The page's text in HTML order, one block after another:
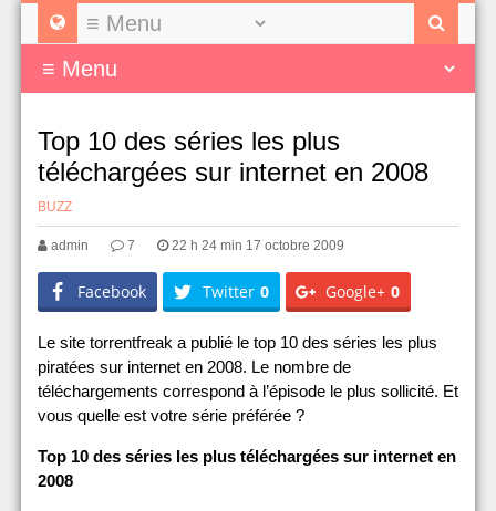
Top 10 des séries les plus
téléchargées sur internet en 2008
BUZZ
admin 7 22 h 24 min 17 octobre 2009
Facebook Twitter 0 Google+ 0
Le site torrentfreak a publié le top 10 des séries les plus
piratées sur internet en 2008. Le nombre de
téléchargements correspond à l’épisode le plus sollicité. Et
vous quelle est votre série préférée ?
Top 10 des séries les plus téléchargées sur internet en
2008